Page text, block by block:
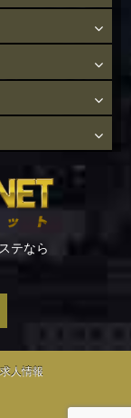
テなら
求人情報